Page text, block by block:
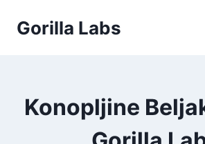
Gorilla Labs
Konopljine